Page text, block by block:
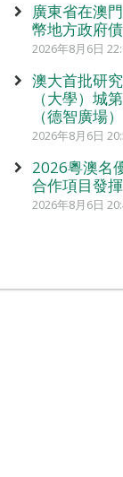
廣東省在澳
幣地方政府
2026年8月6日
澳大首批研
（大學）
（德智廣場）
2026年8月6日
2026粵澳名
合作項目發
2026年8月6日